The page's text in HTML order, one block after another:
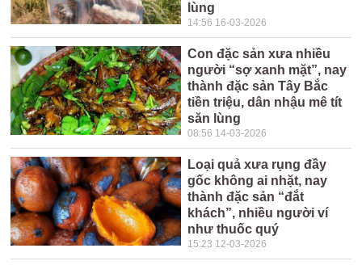
lùng
14:56 16-03-2026
Con đặc sản xưa nhiều
người “sợ xanh mặt”, nay
thành đặc sản Tây Bắc
tiền triệu, dân nhậu mê tít
săn lùng
08:56 14-03-2026
Loại quả xưa rụng đầy
gốc không ai nhặt, nay
thành đặc sản “đắt
khách”, nhiều người ví
như thuốc quý
15:23 12-03-2026